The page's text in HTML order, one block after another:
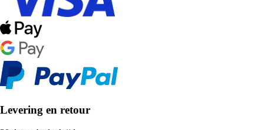
Levering en retour